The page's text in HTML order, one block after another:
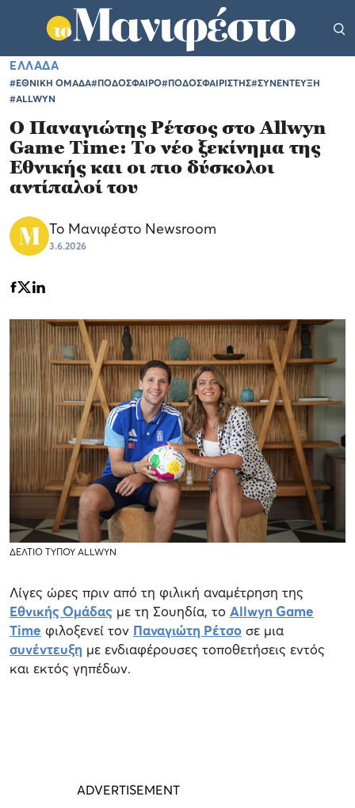
ΕΛΛΑΔΑ
#ΕΘΝΙΚΗ ΟΜΑΔΑ#ΠΟΔΟΣΦΑΙΡΟ#ΠΟΔΟΣΦΑΙΡΙΣΤΗΣ#ΣΥΝΕΝΤΕΥΞΗ
#ALLWYN
Ο Παναγιώτης Ρέτσος στο Allwyn
Game Time: Το νέο ξεκίνημα της
Εθνικής και οι πιο δύσκολοι
αντίπαλοί του
Το Μανιφέστο Newsroom
3.6.2026
ΔΕΛΤΙΟ ΤΥΠΟΥ ALLWYN
Λίγες ώρες πριν από τη φιλική αναμέτρηση της
Εθνικής Ομάδας με τη Σουηδία, το Allwyn Game
Time φιλοξενεί τον Παναγιώτη Ρέτσο σε μια
συνέντευξη με ενδιαφέρουσες τοποθετήσεις εντός
και εκτός γηπέδων.